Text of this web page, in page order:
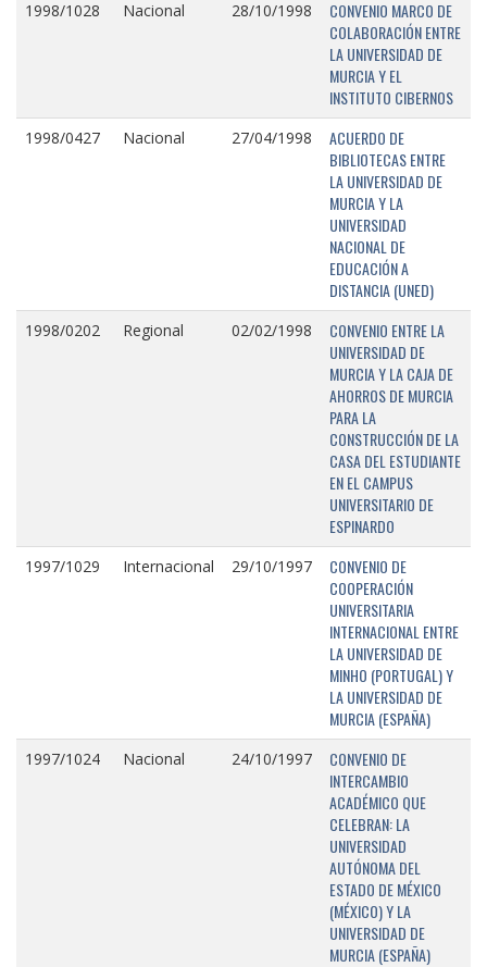
1998/1028 Nacional 28/10/1998
CONVENIO MARCO DE
COLABORACIÓN ENTRE
LA UNIVERSIDAD DE
MURCIA Y EL
INSTITUTO CIBERNOS
1998/0427 Nacional 27/04/1998
ACUERDO DE
BIBLIOTECAS ENTRE
LA UNIVERSIDAD DE
MURCIA Y LA
UNIVERSIDAD
NACIONAL DE
EDUCACIÓN A
DISTANCIA (UNED)
1998/0202 Regional 02/02/1998
CONVENIO ENTRE LA
UNIVERSIDAD DE
MURCIA Y LA CAJA DE
AHORROS DE MURCIA
PARA LA
CONSTRUCCIÓN DE LA
CASA DEL ESTUDIANTE
EN EL CAMPUS
UNIVERSITARIO DE
ESPINARDO
1997/1029 Internacional 29/10/1997
CONVENIO DE
COOPERACIÓN
UNIVERSITARIA
INTERNACIONAL ENTRE
LA UNIVERSIDAD DE
MINHO (PORTUGAL) Y
LA UNIVERSIDAD DE
MURCIA (ESPAÑA)
1997/1024 Nacional 24/10/1997
CONVENIO DE
INTERCAMBIO
ACADÉMICO QUE
CELEBRAN: LA
UNIVERSIDAD
AUTÓNOMA DEL
ESTADO DE MÉXICO
(MÉXICO) Y LA
UNIVERSIDAD DE
MURCIA (ESPAÑA)